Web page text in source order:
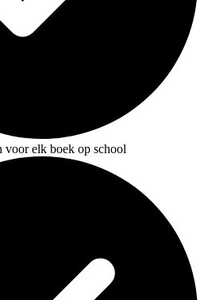
voor elk boek op school